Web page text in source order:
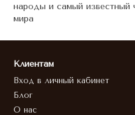
народы и самый известный
мира
Клиентам
Вход в личный кабинет
Блог
О нас